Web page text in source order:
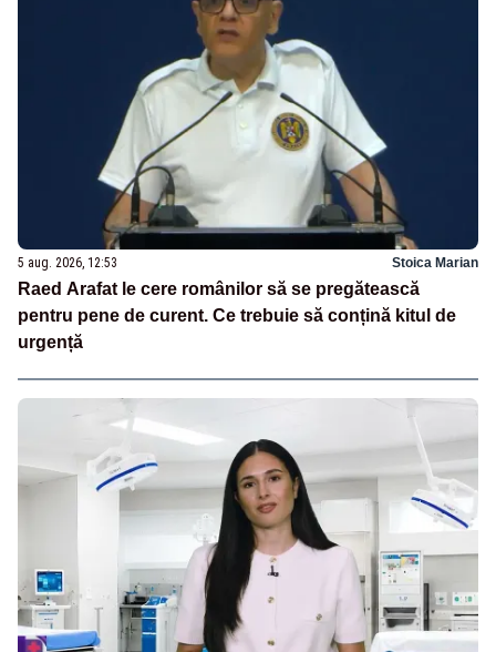
5 aug. 2026, 12:53 Stoica Marian
Raed Arafat le cere românilor să se pregătească
pentru pene de curent. Ce trebuie să conțină kitul de
urgență